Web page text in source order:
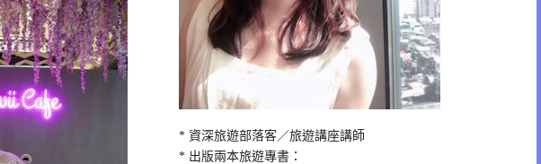
* 資深旅遊部落客／旅遊講座講師
* 出版兩本旅遊專書：